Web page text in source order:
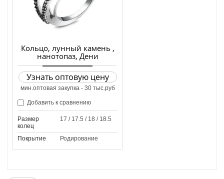
Кольцо, лунный камень ,
нанотопаз, Дени
Узнать оптовую цену
мин.оптовая закупка - 30 тыс.руб
Добавить к сравнению
Размер
колец
17 / 17.5 / 18 / 18.5
Покрытие Родирование